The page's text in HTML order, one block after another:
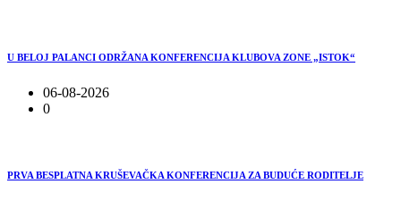
U BELOJ PALANCI ODRŽANA KONFERENCIJA KLUBOVA ZONE „ISTOK“
06-08-2026
0
PRVA BESPLATNA KRUŠEVAČKA KONFERENCIJA ZA BUDUĆE RODITELJE